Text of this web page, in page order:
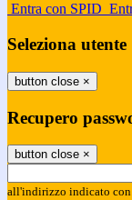
Entra con SPID
Seleziona utente
button close ×
Recupero
button close ×
all'indirizzo indicato con